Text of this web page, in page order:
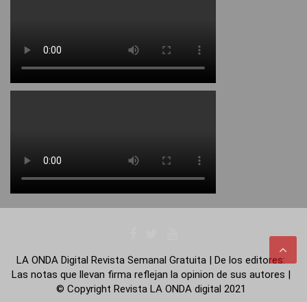
LA ONDA Digital Revista Semanal Gratuita | De los editores:
Las notas que llevan firma reflejan la opinion de sus autores |
© Copyright Revista LA ONDA digital 2021